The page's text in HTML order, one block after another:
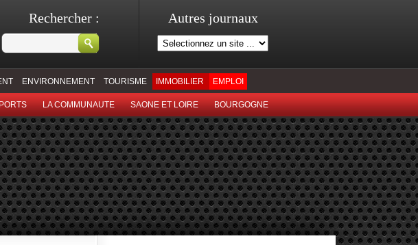
Rechercher : Autres journaux
ENVIRONNEMENT TOURISME IMMOBILIER EMPLOI
LA COMMUNAUTE SAONE ET LOIRE BOURGOGNE